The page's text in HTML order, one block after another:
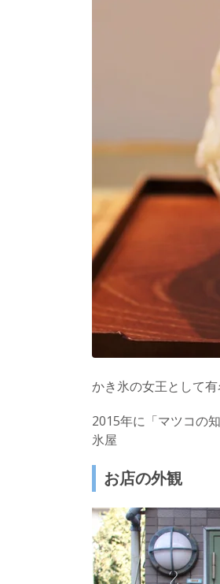
かき氷の女王として
2015年に「マツコの
氷屋
お店の外観